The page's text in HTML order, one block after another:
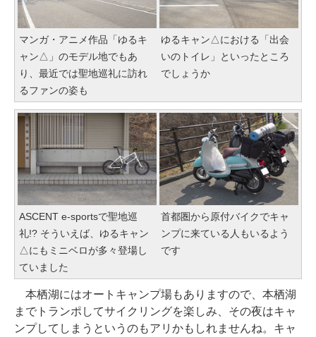
マンガ・アニメ作品「ゆるキ
ャン△」のモデル地でもあ
り、最近では聖地巡礼に訪れ
るファンの姿も
ゆるキャン△における「出会
いのトイレ」といったところ
でしょうか
ASCENT e-sportsで聖地巡
礼!? そういえば、ゆるキャン
△にもミニベロが多々登場し
ていました
首都圏から原付バイクでキャ
ンプに来ている人もいるよう
です
本栖湖にはオートキャンプ場もありますので、本栖湖
までトランポしてサイクリングを楽しみ、その夜はキャ
ンプしてしまうというのもアリかもしれませんね。キャ